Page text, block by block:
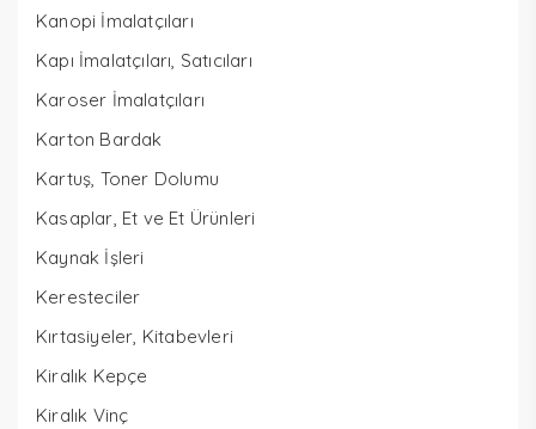
Kanopi İmalatçıları
Kapı İmalatçıları, Satıcıları
Karoser İmalatçıları
Karton Bardak
Kartuş, Toner Dolumu
Kasaplar, Et ve Et Ürünleri
Kaynak İşleri
Keresteciler
Kırtasiyeler, Kitabevleri
Kiralık Kepçe
Kiralık Vinç